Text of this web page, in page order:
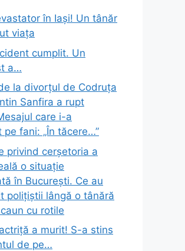
în Iași! Un tânăr
viața
cumplit. Un
a…
la divorțul de Codruța
Sanfira a rupt
care i-a
pe fani: „În tăcere…”
privind cerșetoria a
o situație
în București. Ce au
polițiștii lângă o tânără
cu rotile
a murit! S-a stins
de pe…